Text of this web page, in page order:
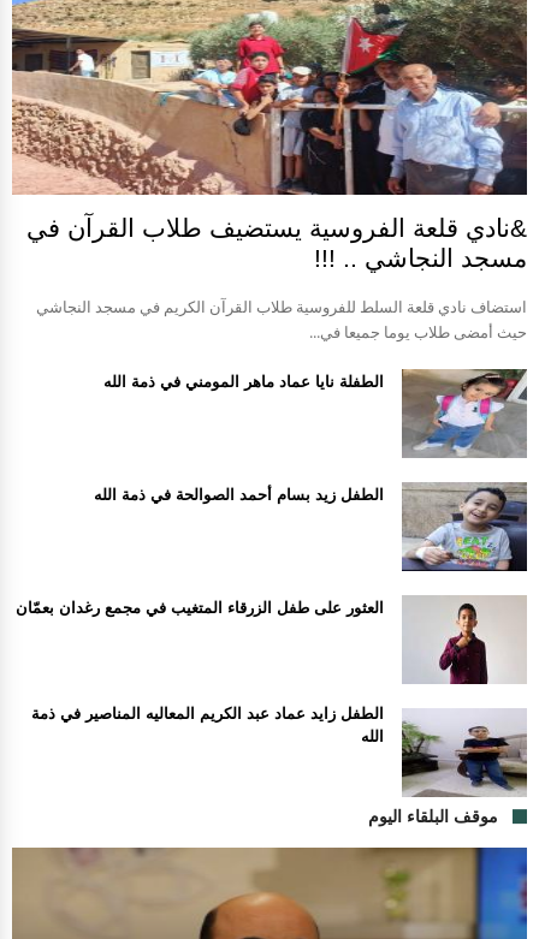
&نادي قلعة الفروسية يستضيف طلاب القرآن في
مسجد النجاشي .. !!!
استضاف نادي قلعة السلط للفروسية طلاب القرآن الكريم في مسجد النجاشي
حيث أمضى طلاب يوما جميعا في...
الطفلة نايا عماد ماهر المومني في ذمة الله
الطفل زيد بسام أحمد الصوالحة في ذمة الله
العثور على طفل الزرقاء المتغيب في مجمع رغدان بعمّان
الطفل زايد عماد عبد الكريم المعاليه المناصير في ذمة
الله
موقف البلقاء اليوم